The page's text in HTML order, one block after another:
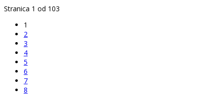
Stranica 1 od 103
1
2
3
4
5
6
7
8